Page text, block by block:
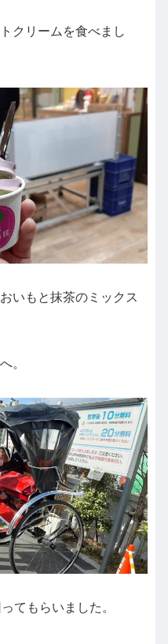
クリームを食べまし
いもと抹茶のミックス
。
てもらいました。